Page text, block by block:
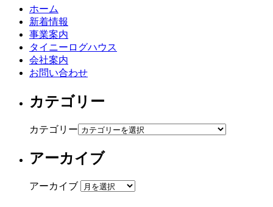
ホーム
新着情報
事業案内
タイニーログハウス
会社案内
お問い合わせ
カテゴリー
カテゴリー
アーカイブ
アーカイブ